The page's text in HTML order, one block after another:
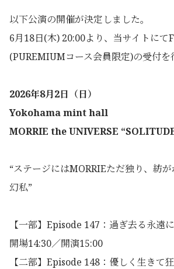
以下公演の開催が決定しました。
6月18日(木) 20:00より、当サイトにて
(PUREMIUMコース会員限定)の受付を
2026年8月2日（日）
Yokohama mint hall
MORRIE the UNIVERSE
“ステージにはMORRIEただ独り、紡
幻私”
【一部】Episode 147：過ぎ去る永遠
開場14:30／開演15:00
【二部】Episode 148：優しく生きて